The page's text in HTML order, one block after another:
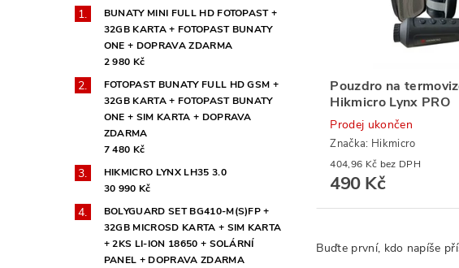
BUNATY MINI FULL HD FOTOPAST +
32GB KARTA + FOTOPAST BUNATY
ONE + DOPRAVA ZDARMA
2 980 Kč
FOTOPAST BUNATY FULL HD GSM +
32GB KARTA + FOTOPAST BUNATY
ONE + SIM KARTA + DOPRAVA
ZDARMA
7 480 Kč
HIKMICRO LYNX LH35 3.0
30 990 Kč
BOLYGUARD SET BG410-M(S)FP +
32GB MICROSD KARTA + SIM KARTA
+ 2KS LI-ION 18650 + SOLÁRNÍ
PANEL + DOPRAVA ZDARMA
Pouzdro na
Hikmicro Lynx PRO
Prodej ukončen
Značka: Hikmicro
404,96 Kč bez DPH
490 Kč
Buďte první, kdo napíše